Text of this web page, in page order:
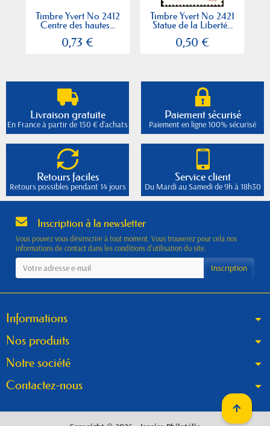
Timbre Yvert No 2412
Centre des hautes...
0,73 €
Timbre Yvert No 2421
Statue de la Liberté...
0,50 €
Livraison gratuite
En France à partir de 150 € d'achats
Paiement sécurisé
Paiement en ligne 100% sécurisé
Retours faciles
Retours possibles pendant 14 jours
Service client
Du Mardi au Samedi de 9h à 18h30
Inscription à la newsletter
Vous pouvez vous désinscrire à tout moment. Vous trouverez pour cela nos
informations de contact dans les conditions d'utilisation du site.
Informations
Nos produits
Notre société
Contactez-nous